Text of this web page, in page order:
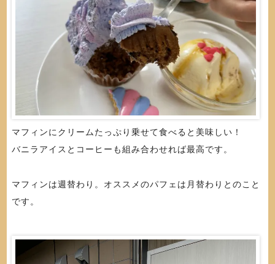
マフィンにクリームたっぷり乗せて食べると美味しい！
バニラアイスとコーヒーも組み合わせれば最高です。
マフィンは週替わり。オススメのパフェは月替わりとのこと
です。